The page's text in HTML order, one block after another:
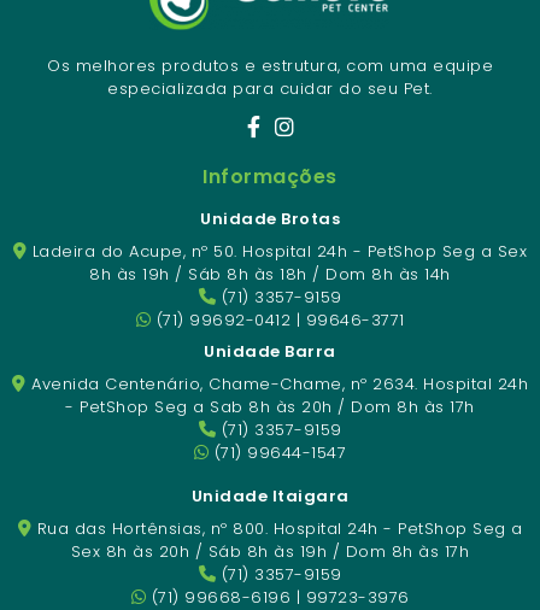
Os melhores produtos e estrutura, com uma equipe
especializada para cuidar do seu Pet.
Informações
Unidade Brotas
Ladeira do Acupe, nº 50. Hospital 24h - PetShop Seg a Sex
8h às 19h / Sáb 8h às 18h / Dom 8h às 14h
(71) 3357-9159
(71) 99692-0412 | 99646-3771
Unidade Barra
Avenida Centenário, Chame-Chame, nº 2634. Hospital 24h
- PetShop Seg a Sab 8h às 20h / Dom 8h às 17h
(71) 3357-9159
(71) 99644-1547
Unidade Itaigara
Rua das Hortênsias, nº 800. Hospital 24h - PetShop Seg a
Sex 8h às 20h / Sáb 8h às 19h / Dom 8h às 17h
(71) 3357-9159
(71) 99668-6196 | 99723-3976